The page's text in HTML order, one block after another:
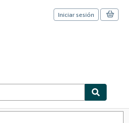
Iniciar sesión